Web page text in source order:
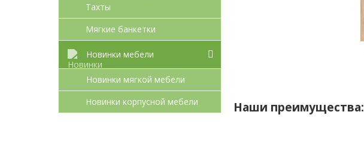
Тахты
Мягкие банкетки
Новинки мебели
Новинки мягкой мебели
Новинки корпусной мебели
Наши преимущества: